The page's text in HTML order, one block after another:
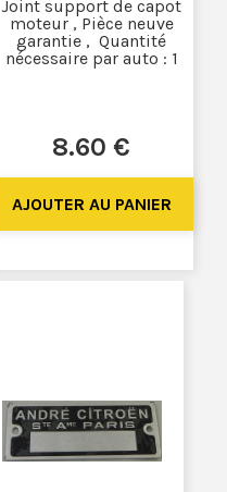
8.60 €
Joint support de capot
moteur , Pièce neuve
garantie , Quantité
nécessaire par auto : 1